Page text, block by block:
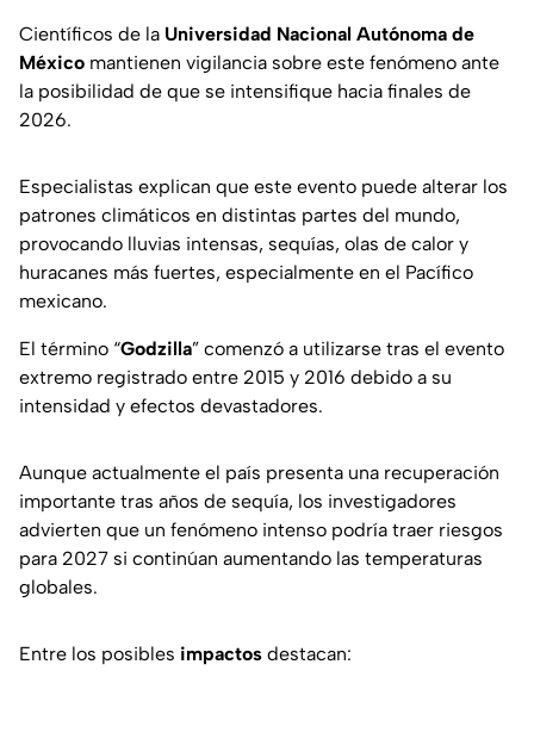
Científicos de la Universidad Nacional Autónoma de
México mantienen vigilancia sobre este fenómeno ante
la posibilidad de que se intensifique hacia finales de
2026.
Especialistas explican que este evento puede alterar los
patrones climáticos en distintas partes del mundo,
provocando lluvias intensas, sequías, olas de calor y
huracanes más fuertes, especialmente en el Pacífico
mexicano.
El término “Godzilla” comenzó a utilizarse tras el evento
extremo registrado entre 2015 y 2016 debido a su
intensidad y efectos devastadores.
Aunque actualmente el país presenta una recuperación
importante tras años de sequía, los investigadores
advierten que un fenómeno intenso podría traer riesgos
para 2027 si continúan aumentando las temperaturas
globales.
Entre los posibles impactos destacan: